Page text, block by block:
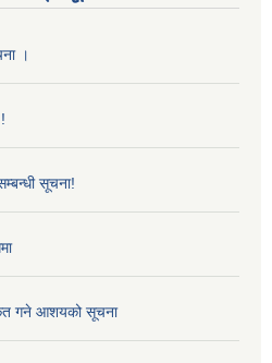
।
सूचना!
गने आशयको सूचना